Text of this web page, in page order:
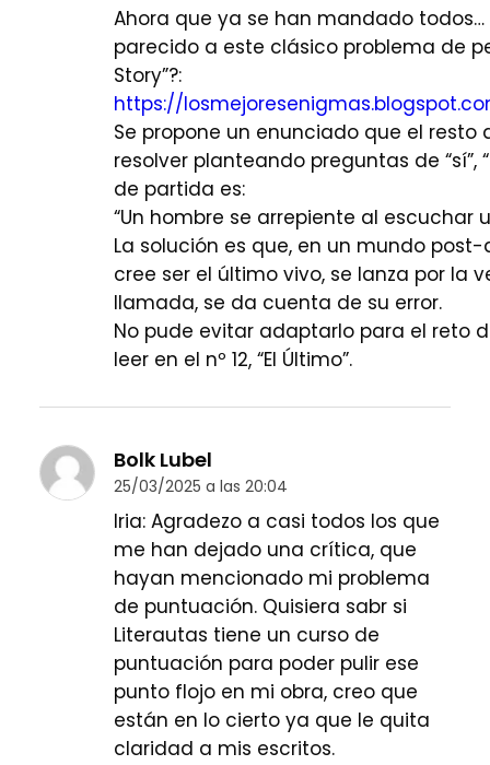
Ahora que ya se han mandado
parecido a este clásico problema de
Story”?:
https://
Se propone un enunciado que el
resolver planteando preguntas de “sí”,
de partida es:
“Un hombre se arrepiente al escuchar
La solución es que, en un mundo
cree ser el último vivo, se lanza por la
llamada, se da cuenta de su error.
No pude evitar adaptarlo para el reto
leer en el nº 12, “El Último”.
Bolk Lubel
25/03/2025 a las 20:04
Iria: Agradezo a casi todos los que
me han dejado una crítica, que
hayan mencionado mi problema
de puntuación. Quisiera sabr si
Literautas tiene un curso de
puntuación para poder pulir ese
punto flojo en mi obra, creo que
están en lo cierto ya que le quita
claridad a mis escritos.